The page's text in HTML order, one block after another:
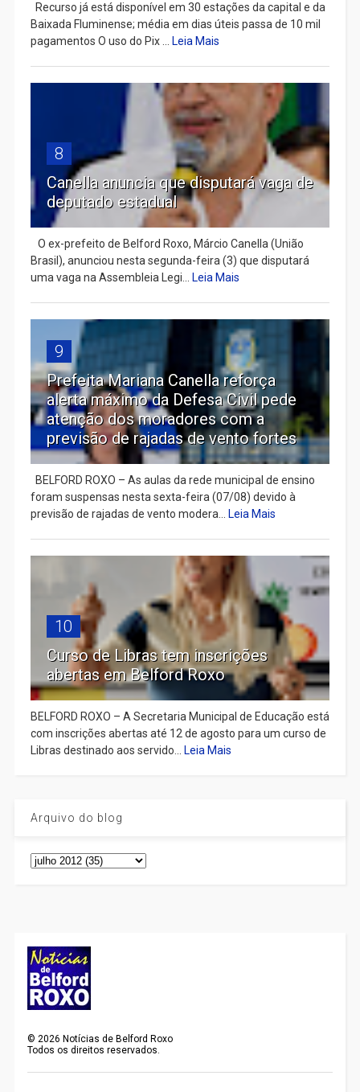
Recurso já está disponível em 30 estações da capital e da
Baixada Fluminense; média em dias úteis passa de 10 mil
pagamentos O uso do Pix ...
Leia Mais
8
Canella anuncia que disputará vaga de
deputado estadual
​ O ex-prefeito de Belford Roxo, Márcio Canella (União
Brasil), anunciou nesta segunda-feira (3) que disputará
uma vaga na Assembleia Legi...
Leia Mais
9
Prefeita Mariana Canella reforça
alerta máximo da Defesa Civil pede
atenção dos moradores com a
previsão de rajadas de vento fortes
BELFORD ROXO – As aulas da rede municipal de ensino
foram suspensas nesta sexta-feira (07/08) devido à
previsão de rajadas de vento modera...
Leia Mais
10
Curso de Libras tem inscrições
abertas em Belford Roxo
BELFORD ROXO – A Secretaria Municipal de Educação está
com inscrições abertas até 12 de agosto para um curso de
Libras destinado aos servido...
Leia Mais
Arquivo do blog
© 2026 Notícias de Belford Roxo
Todos os direitos reservados.